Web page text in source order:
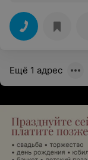
Ещё 1 адрес